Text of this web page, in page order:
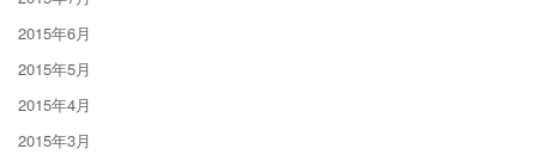
2015年6月
2015年5月
2015年4月
2015年3月